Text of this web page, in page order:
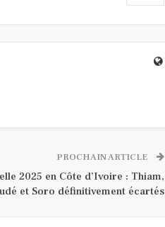
PROCHAIN ARTICLE
2025 en Côte d’Ivoire : Thiam,
et Soro définitivement écartés